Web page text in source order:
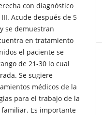
con diagnóstico
Acude después de 5
se demuestran
en tratamiento
el paciente se
de 21-30 lo cual
Se sugiere
médicos de la
para el trabajo de la
Es importante